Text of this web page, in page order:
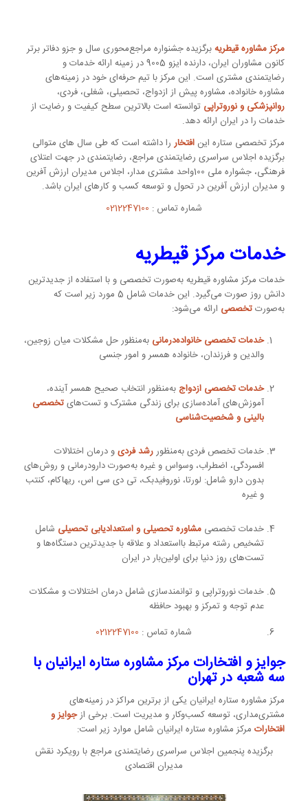
مرکز مشاوره قیطریهبرگزیده جشنواره مراجع‌محوری سال و جزو دفاتر برتر
کانون مشاوران ایران، دارنده ایزو 9005 در زمینه ارائه خدمات و
رضایتمندی مشتری است. این مرکز با تیم حرفه‌ای خود در زمینه‌های
مشاوره خانواده، مشاوره پیش از ازدواج، تحصیلی، شغلی، فردی،
روانپزشکی و نوروتراپی توانسته است بالاترین سطح کیفیت و رضایت از
خدمات را در ایران ارائه دهد.
مرکز تخصصی ستاره این افتخار را داشته است که طی سال های متوالی
برگزیده اجلاس سراسری رضایتمندی مراجع، رضایتمندی در جهت اعتلای
فرهنگی، جشواره ملی 100واحد مشتری مدار، اجلاس مدیران ارزش آفرین
و مدیران ارزش آفرین در تحول و توسعه کسب و کارهای ایران باشد.
شماره تماس : 0212247100
خدمات مرکز قیطریه
خدمات مرکز مشاوره قیطریه به‌صورت تخصصی و با استفاده از جدیدترین
دانش روز صورت می‌گیرد. این خدمات شامل 5 مورد زیر است که
به‌صورتتخصصی ارائه می‌شود:
خدمات تخصصی خانواده‌درمانی به‌منظور حل مشکلات میان زوجین،
والدین و فرزندان، خانواده همسر و امور جنسی
خدمات تخصصی ازدواجبه‌منظور انتخاب صحیح همسر آینده،
آموزش‌های آماده‌سازی برای زندگی مشترک و تست‌هایتخصصی
بالینی و شخصیت‌شناسی
خدمات تخصص فردی به‌منظوررشد فردیو درمان اختلالات
افسردگی، اضطراب، وسواس و غیره به‌صورت دارودرمانی و روش‌های
بدون دارو شامل: لورتا، نوروفیدبک، تی دی سی اس، ریهاکام، کنتب
و غیره
خدمات تخصصی مشاوره تحصیلی و استعدادیابی تحصیلی شامل
تشخیص رشته مرتبط بااستعداد و علاقه با جدیدترین دستگاه‌ها و
تست‌های روز دنیا برای اولین‌بار در ایران
خدمات نوروتراپی و توانمندسازی شامل درمان اختلالات و مشکلات
عدم توجه و تمرکز و بهبود حافظه
شماره تماس : 0212247100
جوایز و افتخارات مرکز مشاوره ستاره ایرانیانبا
سه شعبه در تهران
مرکز مشاوره ستاره ایرانیان یکی از برترین مراکز در زمینه‌های
مشتری‌مداری، توسعه کسب‌وکار و مدیریت است. برخی ازجوایز و
افتخاراتمرکز مشاوره ستاره ایرانیان شامل موارد زیر است:
برگزیده پنجمین اجلاس سراسری رضایتمندی مراجع با رویکرد نقش
مدیران اقتصادی